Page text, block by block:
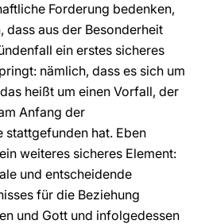
Forderung bedenken,
dass aus der Besonderheit
ein erstes sicheres
nämlich, dass es sich um
heißt um einen Vorfall, der
Anfang der
stattgefunden hat. Eben
weiteres sicheres Element:
und entscheidende
für die Beziehung
und Gott und infolgedessen